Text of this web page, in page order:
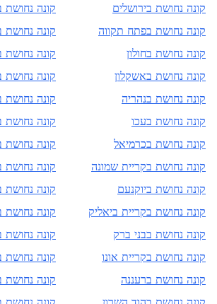
קונה נחושת בירושלים קונה נחושת
קונה נחושת בפתח תקווה קונה נחושת
קונה נחושת בחולון קונה נחושת
קונה נחושת באשקלון קונה נחושת
קונה נחושת בנהריה קונה נחושת
קונה נחושת בעכו קונה נחושת
קונה נחושת בכרמיאל קונה נחושת
קונה נחושת בקריית שמונה קונה נחושת
קונה נחושת ביוקנעם קונה נחושת
קונה נחושת בקריית ביאליק קונה נחושת
קונה נחושת בבני ברק קונה נחושת
קונה נחושת בקריית אונו קונה נחושת
קונה נחושת ברעננה קונה נחושת